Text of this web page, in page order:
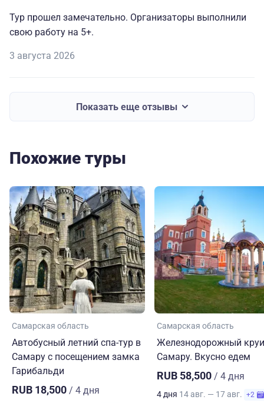
Тур прошел замечательно. Организаторы выполнили
свою работу на 5+.
3 августа 2026
Показать еще отзывы
Похожие туры
Самарская область
Автобусный летний спа-тур в
Самару с посещением замка
Гарибальди
RUB 18,500 / 4 дня
Самарская область
Железнодорожный
Самару. Вкусно едем
RUB 58,500 / 4 дня
4 дня 14 авг. — 17 авг. +2